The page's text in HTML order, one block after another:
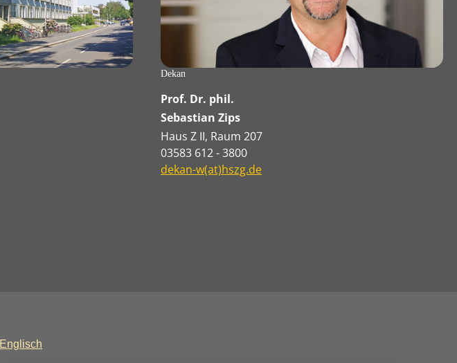
Dekan
Prof. Dr. phil.
Sebastian Zips
Haus Z II, Raum 207
03583 612 - 3800
dekan-w(at)hszg.de
Englisch